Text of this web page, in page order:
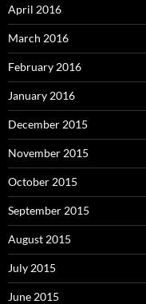
April 2016
March 2016
February 2016
January 2016
December 2015
November 2015
October 2015
September 2015
August 2015
July 2015
June 2015